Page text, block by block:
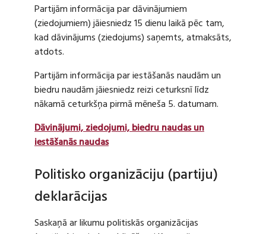
Partijām informācija par dāvinājumiem
(ziedojumiem) jāiesniedz 15 dienu laikā pēc tam,
kad dāvinājums (ziedojums) saņemts, atmaksāts,
atdots.
Partijām informācija par iestāšanās naudām un
biedru naudām jāiesniedz reizi ceturksnī līdz
nākamā ceturkšņa pirmā mēneša 5. datumam.
Dāvinājumi, ziedojumi, biedru naudas un
iestāšanās naudas
Politisko organizāciju (partiju)
deklarācijas
Saskaņā ar likumu politiskās organizācijas